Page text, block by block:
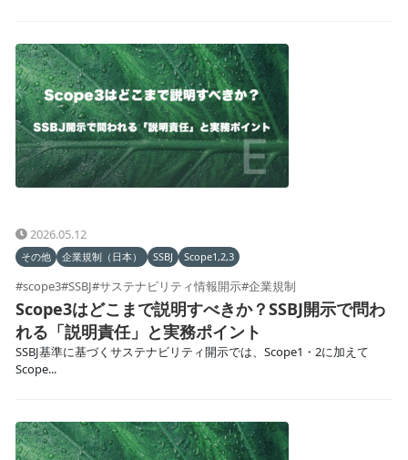
2026.05.12
その他 企業規制（日本） SSBJ Scope1,2,3
#scope3#SSBJ#サステナビリティ情報開示#企業規制
Scope3はどこまで説明すべきか？SSBJ開示で問わ
れる「説明責任」と実務ポイント
SSBJ基準に基づくサステナビリティ開示では、Scope1・2に加えて
Scope...